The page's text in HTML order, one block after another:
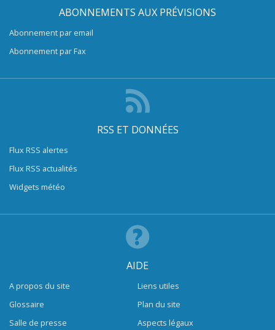
ABONNEMENTS AUX PRÉVISIONS
Abonnement par email
Abonnement par Fax
RSS ET DONNÉES
Flux RSS alertes
Flux RSS actualités
Widgets météo
AIDE
A propos du site
Glossaire
Salle de presse
Liens utiles
Plan du site
Aspects légaux